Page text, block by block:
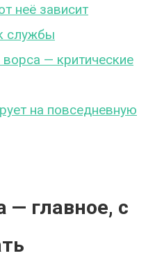
неё зависит
службы
— критические
на повседневную
— главное, с